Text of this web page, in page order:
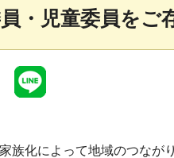
・児童委員をご
族化によって地域のつなが